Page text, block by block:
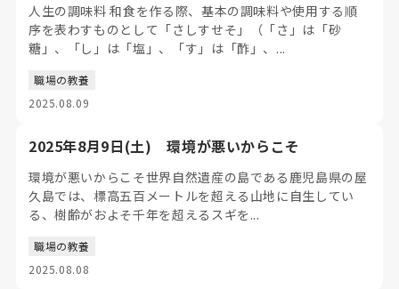
人生の調味料 和食を作る際、基本の調味料や使用する順
序を表わすものとして「さしすせそ」（「さ」は「砂
糖」、「し」は「塩」、「す」は「酢」、...
職場の教養
2025.08.09
2025年8月9日(土) 環境が悪いからこそ
環境が悪いからこそ世界自然遺産の島である鹿児島県の屋
久島では、標高五百メートルを超える山地に自生してい
る、樹齢がおよそ千年を超えるスギを...
職場の教養
2025.08.08